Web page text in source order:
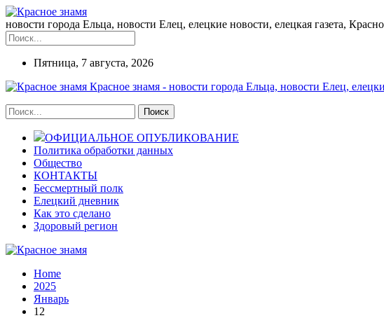
новости города Ельца, новости Елец, елецкие новости, елецкая газета,
Пятница, 7 августа, 2026
Красное знамя - новости города Ельца, новости Елец,
ОФИЦИАЛЬНОЕ ОПУБЛИКОВАНИЕ
Политика обработки данных
Общество
КОНТАКТЫ
Бессмертный полк
Елецкий дневник
Как это сделано
Здоровый регион
Home
2025
Январь
12